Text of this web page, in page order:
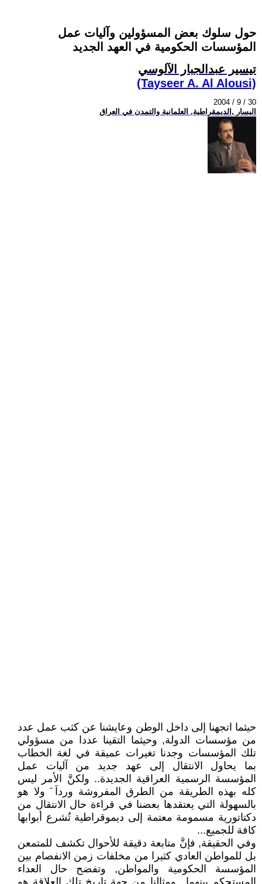
حول سلوك بعض المسؤولين وآليات عمل
المؤسسات الحكومية في العهد الجديد
تيسير عبدالجبار الآلوسي
(Tayseer A. Al Alousi)
2004 / 9 / 30
اليسار ,الديمقراطية, العلمانية والتمدن في العراق
حيثما اتجهنا إلى داخل الوطن وعايشنا عن كثب عمل عدد
من مؤسسات الدولة, وحيثما التقينا عددا من مسؤولي
تلك المؤسسات وجدنا تغيرات عميقة في لغة الخطاب
بما يحاول الانتقال إلى عهد جديد من آليات عمل
المؤسسة الرسمية العراقية الجديدة.. ولكنَّ الأمر ليس
كله بهذه الطريقة من الطرق المفروشة ورداَ َ ولا هو
بالسهولة التي يعتقدها بعضنا في قراءة حال الانتقال من
دكتاتورية مسمومة معتمة إلى ديموقراطية تُشرع أبوابها
كافة للجميع...
وفي الحقيقة, فإنَّ متابعة دقيقة للأحوال تكشف للمتمعن
بل للمواطن العادي كثيرا من مخلفات زمن الانفصام بين
المؤسسة الحكومية والمواطن, وتفضح حال العداء